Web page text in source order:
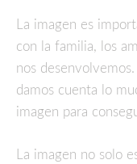
La imagen es
con la familia, los
nos
damos cuenta lo
imagen para
La imagen no solo